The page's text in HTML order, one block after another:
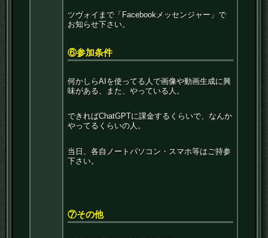
ツヴォイまで「Facebookメッセンジャー」で
お知らせ下さい。
⑥参加条件
何かしらAIを使ってる人で画像や動画生成に興
味がある、また、やっている人。
できればChatGPTに課金するくらいで、なんか
やってるくらいの人。
当日、各自ノートパソコン・スマホ等はご持参
下さい。
⑦その他